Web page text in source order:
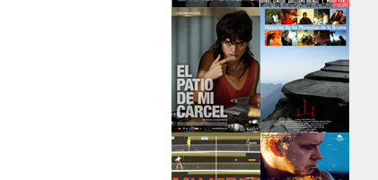
>El último verano de
la boyita
>La mujer rubia
>El patio de mi
cárcel
>Historias de las
montañas